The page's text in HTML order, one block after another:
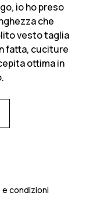
io ho preso
che
vesto taglia
fatta, cuciture
ottima in
e condizioni